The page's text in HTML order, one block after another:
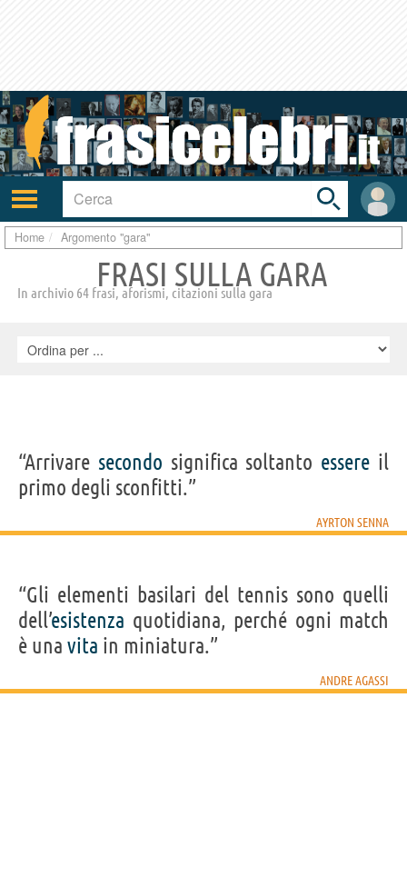
Attiva/disattiva
navigazione
User
area
Toggle
search
bar
Home Argomento "gara"
FRASI SULLA GARA
In archivio 64 frasi, aforismi, citazioni sulla gara
“Arrivare secondo significa soltanto essere il
primo degli sconfitti.”
AYRTON SENNA
“Gli elementi basilari del tennis sono quelli
dell’esistenza quotidiana, perché ogni match
è una vita in miniatura.”
ANDRE AGASSI